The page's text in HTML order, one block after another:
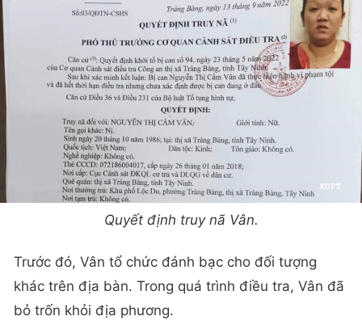
Quyết định truy nã Vân.
Trước đó, Vân tổ chức đánh bạc cho đối tượng
khác trên địa bàn. Trong quá trình điều tra, Vân đã
bỏ trốn khỏi địa phương.